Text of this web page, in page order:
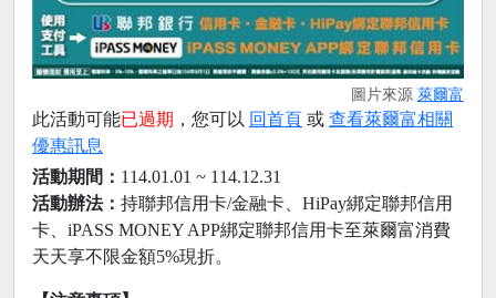
圖片來源 萊爾富
此活動可能已過期 ，您可以 回首頁 或 查看萊爾富相關
優惠訊息
活動期間： 114.01.01 ~ 114.12.31
活動辦法： 持聯邦信用卡/金融卡、HiPay綁定聯邦信用
卡、iPASS MONEY APP綁定聯邦信用卡至萊爾富消費
天天享不限金額5%現折。